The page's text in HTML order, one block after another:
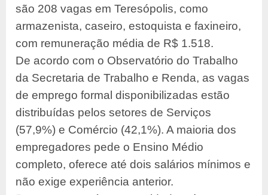
são 208 vagas em Teresópolis, como
armazenista, caseiro, estoquista e faxineiro,
com remuneração média de R$ 1.518.
De acordo com o Observatório do Trabalho
da Secretaria de Trabalho e Renda, as vagas
de emprego formal disponibilizadas estão
distribuídas pelos setores de Serviços
(57,9%) e Comércio (42,1%). A maioria dos
empregadores pede o Ensino Médio
completo, oferece até dois salários mínimos e
não exige experiência anterior.